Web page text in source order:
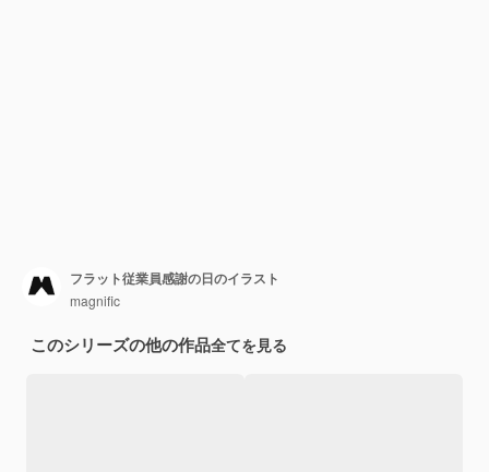
フラット従業員感謝の日のイラスト
magnific
このシリーズの他の作品全てを見る